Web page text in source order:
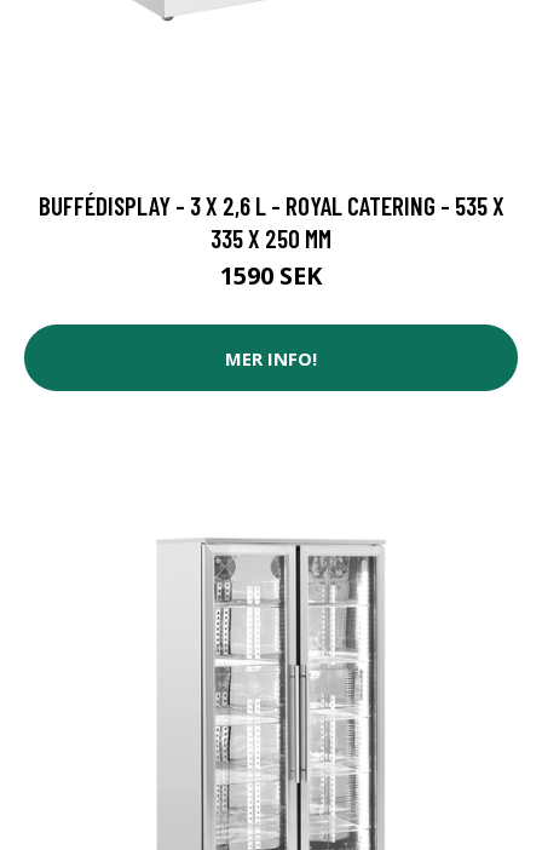
BUFFÉDISPLAY - 3 X 2,6 L - ROYAL CATERING - 535 X
335 X 250 MM
1590 SEK
MER INFO!